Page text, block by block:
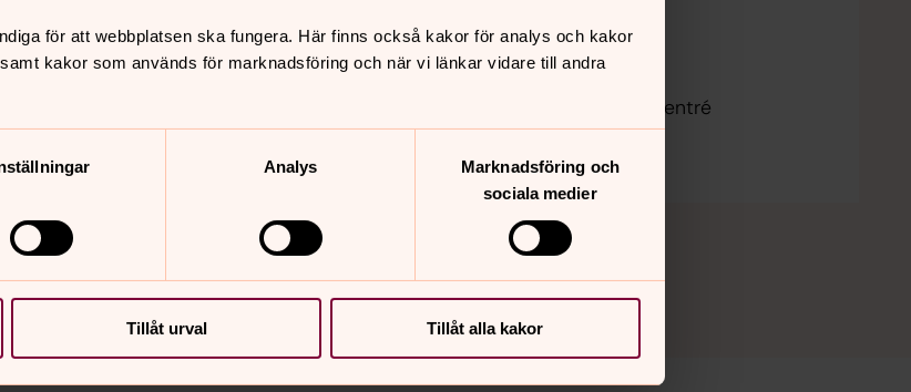
för att webbplatsen ska fungera. Här finns också kakor för analys och kakor
kakor som används för marknadsföring och när vi länkar vidare till andra
Analys
Marknadsföring och
sociala medier
Tillåt urval Tillåt alla kakor
kyrka
vokalensemble sjunger under
Österunda kyrka
Mer info kommer senare Fri entré
Se fler kommande händelser